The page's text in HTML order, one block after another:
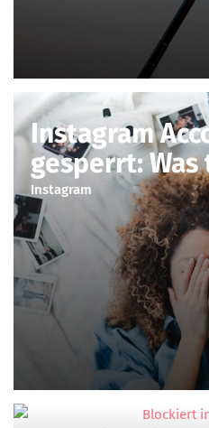
Instagram
gesperrt: Was
Instagram